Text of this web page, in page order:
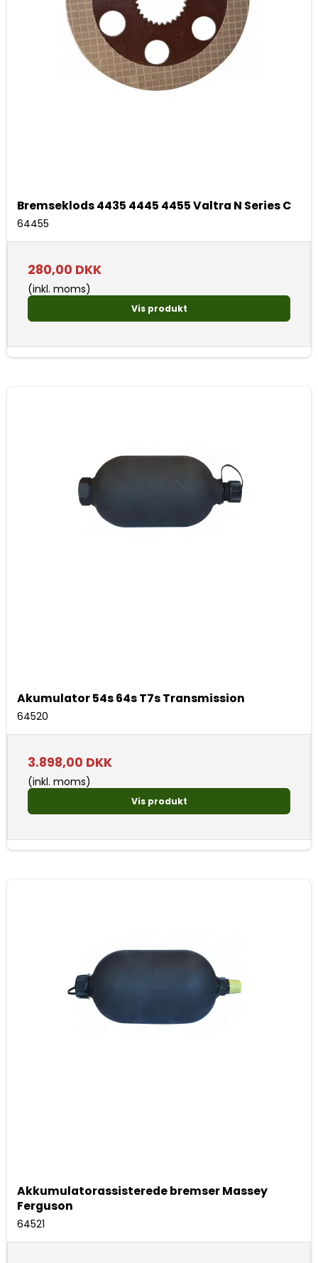
Bremseklods 4435 4445 4455 Valtra N Series C
64455
280,00 DKK
(inkl. moms)
Vis produkt
Akumulator 54s 64s T7s Transmission
64520
3.898,00 DKK
(inkl. moms)
Vis produkt
Akkumulatorassisterede bremser Massey
Ferguson
64521